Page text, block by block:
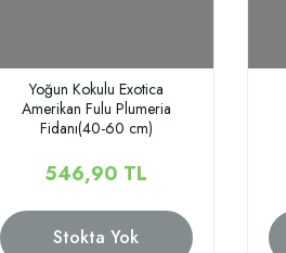
Yoğun Kokulu Exotica
Amerikan Fulu Plumeria
Fidanı(40-60 cm)
546,90 TL
Stokta Yok